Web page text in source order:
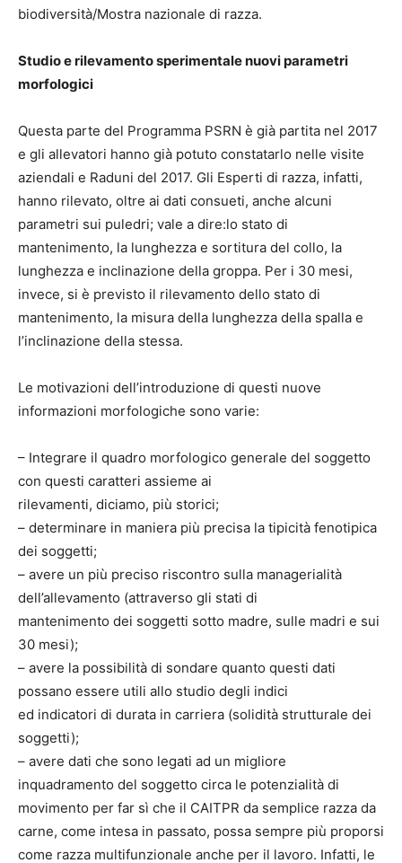
biodiversità/Mostra nazionale di razza.
Studio e rilevamento sperimentale nuovi parametri
morfologici
Questa parte del Programma PSRN è già partita nel 2017
e gli allevatori hanno già potuto constatarlo nelle visite
aziendali e Raduni del 2017. Gli Esperti di razza, infatti,
hanno rilevato, oltre ai dati consueti, anche alcuni
parametri sui puledri; vale a dire:lo stato di
mantenimento, la lunghezza e sortitura del collo, la
lunghezza e inclinazione della groppa. Per i 30 mesi,
invece, si è previsto il rilevamento dello stato di
mantenimento, la misura della lunghezza della spalla e
l’inclinazione della stessa.
Le motivazioni dell’introduzione di questi nuove
informazioni morfologiche sono varie:
– Integrare il quadro morfologico generale del soggetto
con questi caratteri assieme ai
rilevamenti, diciamo, più storici;
– determinare in maniera più precisa la tipicità fenotipica
dei soggetti;
– avere un più preciso riscontro sulla managerialità
dell’allevamento (attraverso gli stati di
mantenimento dei soggetti sotto madre, sulle madri e sui
30 mesi);
– avere la possibilità di sondare quanto questi dati
possano essere utili allo studio degli indici
ed indicatori di durata in carriera (solidità strutturale dei
soggetti);
– avere dati che sono legati ad un migliore
inquadramento del soggetto circa le potenzialità di
movimento per far sì che il CAITPR da semplice razza da
carne, come intesa in passato, possa sempre più proporsi
come razza multifunzionale anche per il lavoro. Infatti, le